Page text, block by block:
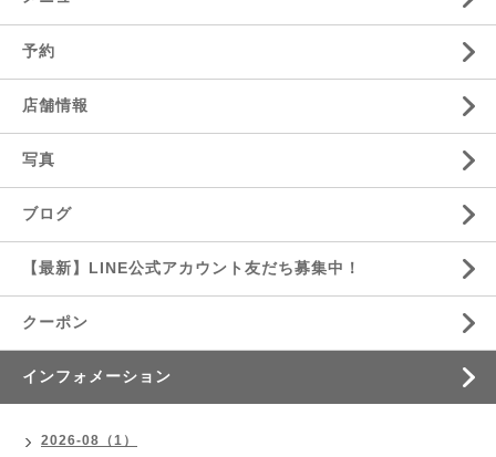
予約
店舗情報
写真
ブログ
【最新】LINE公式アカウント友だち募集中！
クーポン
インフォメーション
2026-08（1）